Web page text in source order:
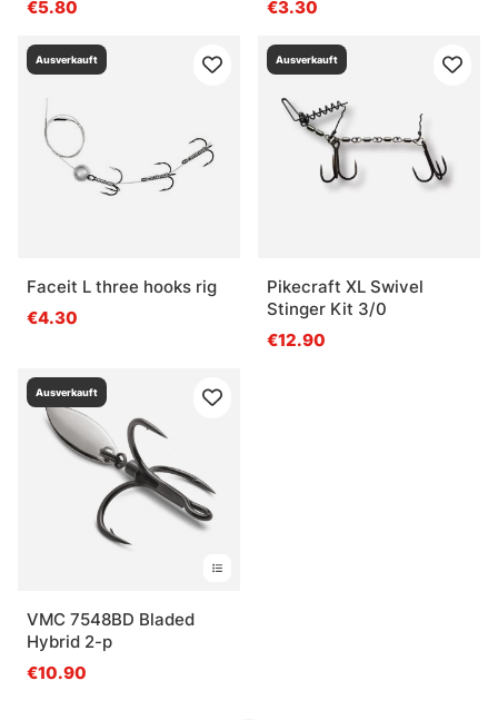
€5.80
€3.30
Ausverkauft
Faceit L three hooks rig
€4.30
Ausverkauft
Pikecraft XL Swivel
Stinger Kit 3/0
€12.90
Ausverkauft
VMC 7548BD Bladed
Hybrid 2-p
€10.90